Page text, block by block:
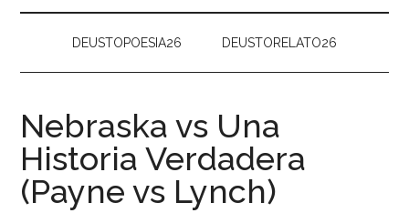
DEUSTOPOESIA26 DEUSTORELATO26
Nebraska vs Una
Historia Verdadera
(Payne vs Lynch)